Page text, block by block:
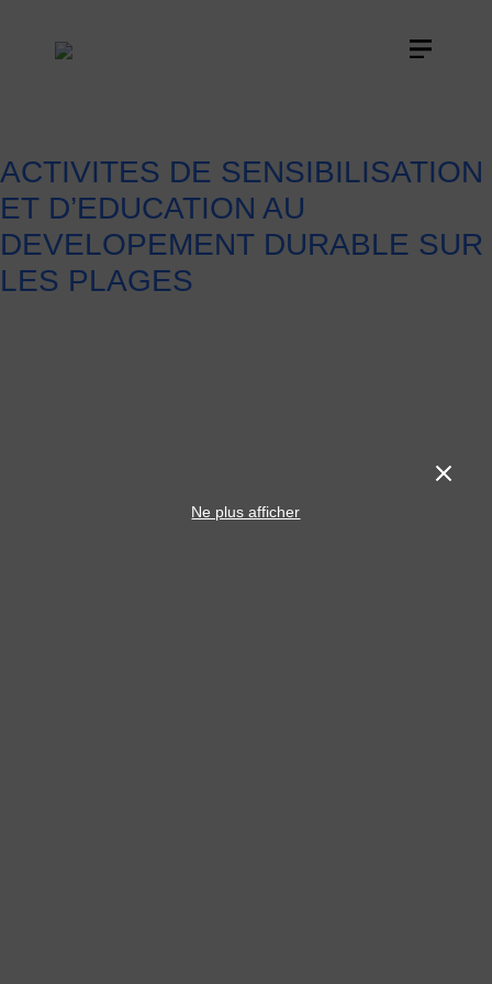
Ne plus afficher
ACTIVITES DE SENSIBILISATION
ET D’EDUCATION AU
DEVELOPEMENT DURABLE SUR
LES PLAGES